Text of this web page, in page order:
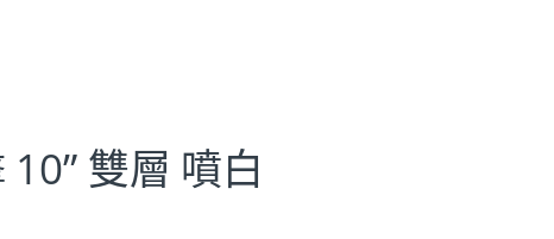
10” 雙層 噴白